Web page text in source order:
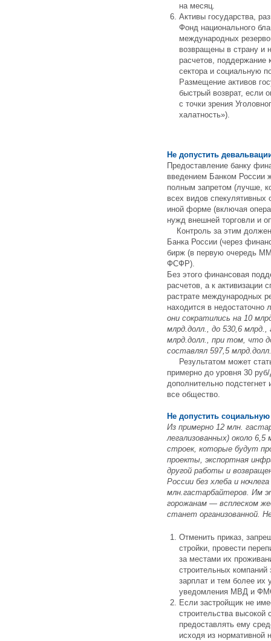
на месяц.
Активы государства,
Фонд национального
международных
возвращены в страну и
расчетов, поддержание
сектора и социальную
Размещение активов
быстрый возврат, если
с точки зрения
халатность»).
Не допустить
Предоставление банку
введением Банком России
полным запретом (лучше,
всех видов спекулятивных
иной форме (включая
нужд внешней торговли и
Контроль за этим
Банка России (через
бирж (в первую очередь
ФСФР).
Без этого финансовая
расчетов, а к активизации
растрате международных
находится в
они сократились на 10
млрд.долл., до 530,6
млрд.долл., при том, что
составлял 597,5
Результатом может
примерно до уровня 30
дополнительно
все общество.
Не допустить
Из примерно 12 млн.
легализованных) около
строек, которые будут
проекты, экспортная
другой работы и
России без хлеба и
млн.гастарбайтеров. Им
горожанам — всплеском
станет организованной.
Отменить приказ,
стройки, провести
за местами их
строительных компаний
зарплат и тем более их
уведомления МВД и
Если застройщик не
строительства высокой
предоставлять ему
исходя из нормативной